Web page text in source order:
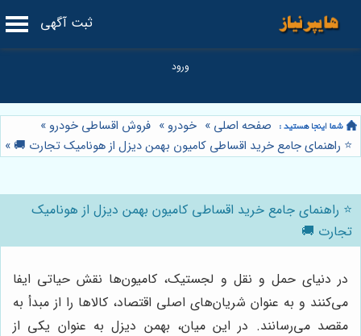
ثبت آگهی
صفحه اصلی » خودرو » فروش اقساطی خودرو »
⭐️ راهنمای جامع خرید اقساطی کامیون بهمن دیزل از هونامیک تجارت 🚚 »
⭐️ راهنمای جامع خرید اقساطی کامیون بهمن دیزل از هونامیک
تجارت 🚚
در دنیای حمل و نقل و لجستیک، کامیون‌ها نقش حیاتی ایفا
می‌کنند و به عنوان شریان‌های اصلی اقتصاد، کالاها را از مبدأ به
مقصد می‌رسانند. در این میان، بهمن دیزل به عنوان یکی از